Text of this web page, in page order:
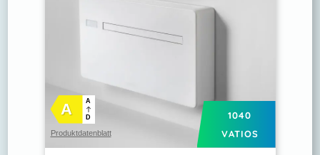
1040
VATIOS
A A
D
Produktdatenblatt